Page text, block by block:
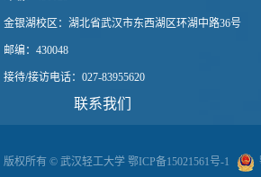
金银湖校区：湖北省武汉市东西湖区环湖中路36号
邮编：430048
接待/接访电话：027-83955620
联系我们
版权所有 © 武汉轻工大学鄂ICP备15021561号-1